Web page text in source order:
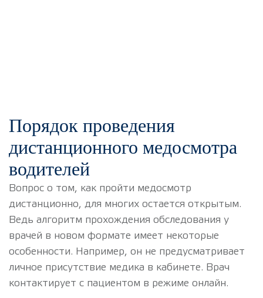
Порядок проведения
дистанционного медосмотра
водителей
Вопрос о том, как пройти медосмотр
дистанционно, для многих остается открытым.
Ведь алгоритм прохождения обследования у
врачей в новом формате имеет некоторые
особенности. Например, он не предусматривает
личное присутствие медика в кабинете. Врач
контактирует с пациентом в режиме онлайн.